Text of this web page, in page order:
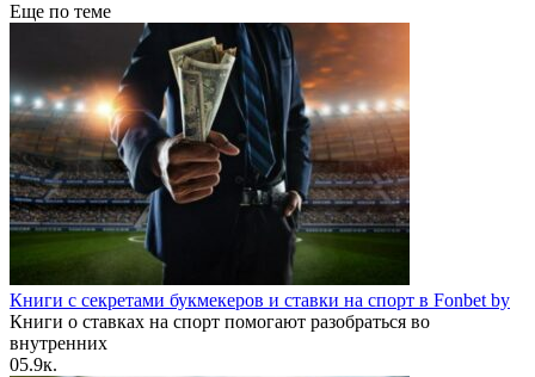
Еще по теме
Книги с секретами букмекеров и ставки на спорт в Fonbet by
Книги о ставках на спорт помогают разобраться во
внутренних
05.9к.